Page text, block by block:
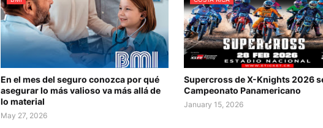
En el mes del seguro conozca por qué
asegurar lo más valioso va más allá de
lo material
May 27, 2026
Supercross de X-Knights 2026
Campeonato Panamericano
January 15, 2026